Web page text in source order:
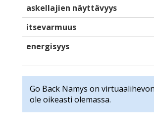
askellajien näyttävyys
itsevarmuus
energisyys
Go Back Namys on
ole oikeasti olemassa.